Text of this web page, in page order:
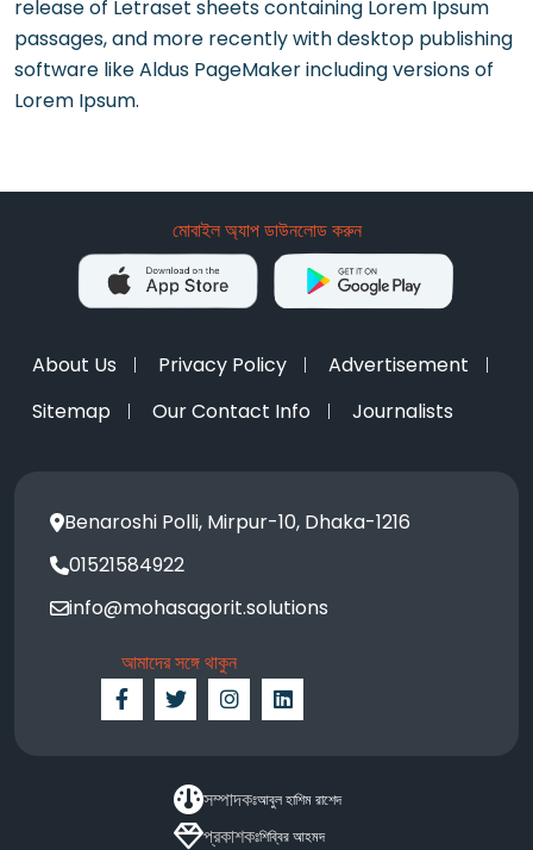
release of Letraset sheets containing Lorem Ipsum
passages, and more recently with desktop publishing
software like Aldus PageMaker including versions of
Lorem Ipsum.
মোবাইল অ্যাপ ডাউনলোড করুন
About Us Privacy Policy
Advertisement
Sitemap
Our Contact Info Journalists
Benaroshi Polli, Mirpur-10, Dhaka-1216
01521584922
info@mohasagorit.solutions
আমাদের সঙ্গে থাকুন
সম্পাদকঃআবুল হাশিম রাশেদ
প্রকাশকঃশিব্বির আহমদ